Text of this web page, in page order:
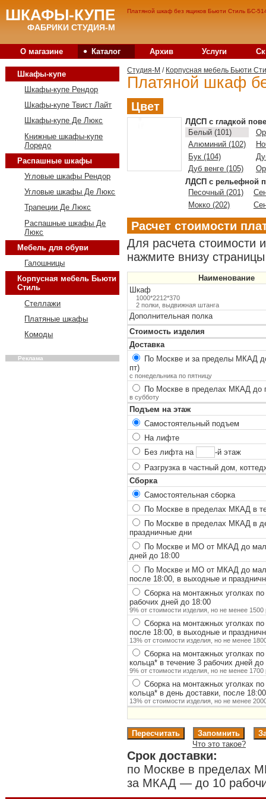
Платяной шкаф без ящиков Бьюти Стиль БС-
ШКАФЫ-КУПЕ
ФАБРИКИ СТУДИЯ-М
О магазине • Каталог Архив Услуги
Студия-M / Корпусная мебель Бьюти
Платяной шкаф
Цвет
ЛДСП с гладкой
Белый (101)
Алюминий (102)
Бук (104)
Дуб венге (105)
ЛДСП с рельефной
Песочный (201)
Мокко (202)
Расчет стоимости
Для расчета стоимости
нажмите внизу
Наименование
Шкаф
1000*2212*370
2 полки, выдвижная штанга
Дополнительная полка
Стоимость изделия
Доставка
По Москве и за пределы МКАД
пт)
с понедельника по пятницу
По Москве в пределах МКАД до
в субботу
Подъем на этаж
Самостоятельный подъем
На лифте
Без лифта на
-й этаж
Разгрузка в частный дом,
Сборка
Самостоятельная сборка
По Москве в пределах МКАД в
По Москве в пределах МКАД в
праздничные дни
По Москве и МО от МКАД до
дней до 18:00
По Москве и МО от МКАД до
после 18:00, в выходные и
Сборка на монтажных уголках
рабочих дней до 18:00
9% от стоимости изделия, но не менее 1500
Сборка на монтажных уголках
после 18:00, в выходные и
13% от стоимости изделия, но не менее
Сборка на монтажных уголках
кольца*в течение 3 рабочих дней до
9% от стоимости изделия, но не менее 1700
Сборка на монтажных уголках
кольца*в день доставки, после
13% от стоимости изделия, но не менее
Что это такое?
Срок доставки:
по Москве в пределах
за МКАД — до 10
Шкафы-купе
Шкафы-купе Рендор
Шкафы-купе Твист Лайт
Шкафы-купе Де Люкс
Книжные шкафы-купе
Лоредо
Распашные шкафы
Угловые шкафы Рендор
Угловые шкафы Де Люкс
Трапеции Де Люкс
Распашные шкафы Де
Люкс
Мебель для обуви
Галошницы
Корпусная мебель Бьюти
Стиль
Стеллажи
Платяные шкафы
Комоды
Реклама